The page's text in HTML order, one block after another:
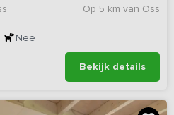
Op 5 km van Oss
Nee
Bekijk details